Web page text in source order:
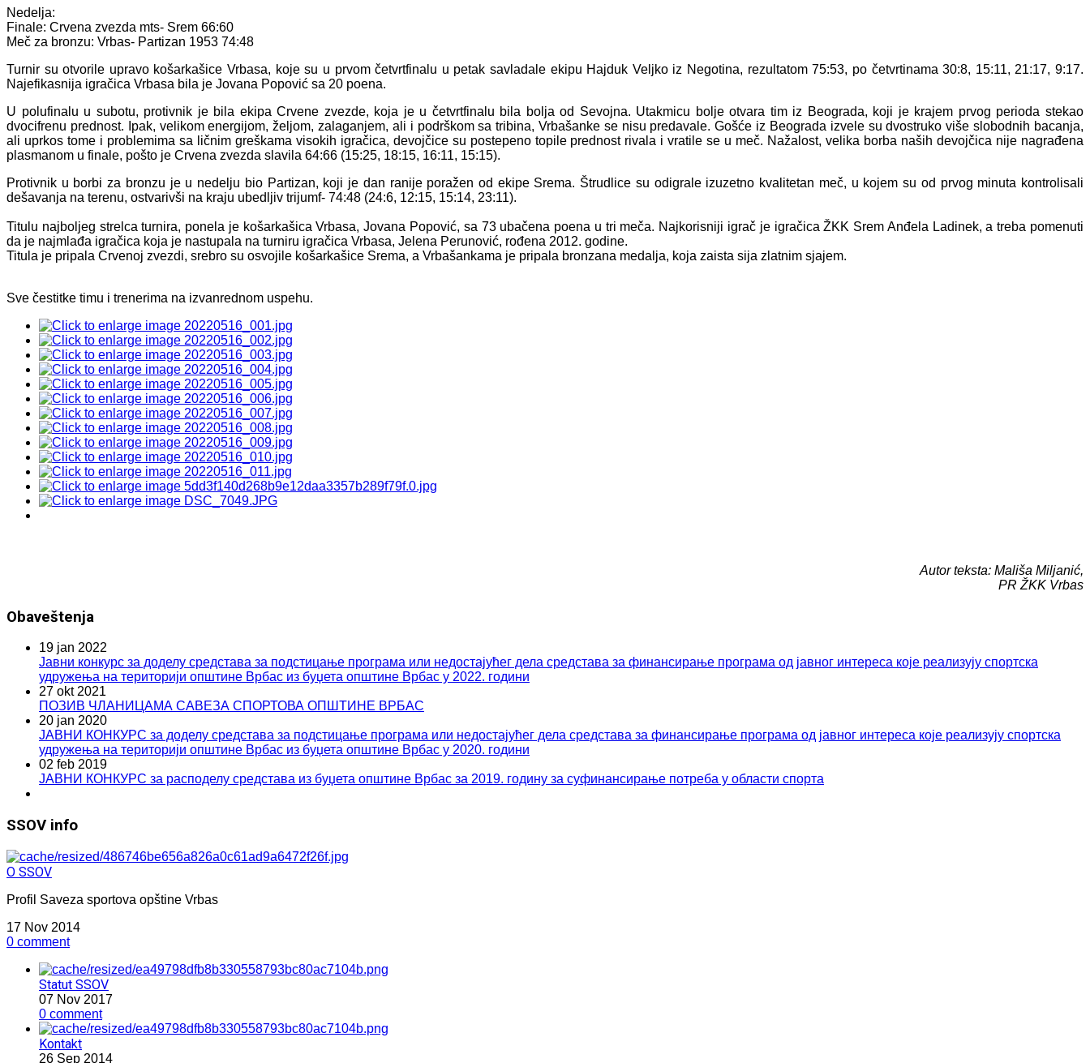
Nedelja:
Finale: Crvena zvezda mts- Srem 66:60
Meč za bronzu: Vrbas- Partizan 1953 74:48
Turnir su otvorile upravo košarkašice Vrbasa, koje su u prvom četvrtfinalu u petak savladale ekipu Hajduk Veljko iz Negotina, rezultatom 75:53, po četvrtinama 30:8, 15:11, 21:17, 9:17.
Najefikasnija igračica Vrbasa bila je Jovana Popović sa 20 poena.
U polufinalu u subotu, protivnik je bila ekipa Crvene zvezde, koja je u četvrtfinalu bila bolja od Sevojna. Utakmicu bolje otvara tim iz Beograda, koji je krajem prvog perioda stekao
dvocifrenu prednost. Ipak, velikom energijom, željom, zalaganjem, ali i podrškom sa tribina, Vrbašanke se nisu predavale. Gošće iz Beograda izvele su dvostruko više slobodnih bacanja,
ali uprkos tome i problemima sa ličnim greškama visokih igračica, devojčice su postepeno topile prednost rivala i vratile se u meč. Nažalost, velika borba naših devojčica nije nagrađena
plasmanom u finale, pošto je Crvena zvezda slavila 64:66 (15:25, 18:15, 16:11, 15:15).
Protivnik u borbi za bronzu je u nedelju bio Partizan, koji je dan ranije poražen od ekipe Srema. Štrudlice su odigrale izuzetno kvalitetan meč, u kojem su od prvog minuta kontrolisali
dešavanja na terenu, ostvarivši na kraju ubedljiv trijumf- 74:48 (24:6, 12:15, 15:14, 23:11).
Titulu najboljeg strelca turnira, ponela je košarkašica Vrbasa, Jovana Popović, sa 73 ubačena poena u tri meča. Najkorisniji igrač je igračica ŽKK Srem Anđela Ladinek, a treba pomenuti
da je najmlađa igračica koja je nastupala na turniru igračica Vrbasa, Jelena Perunović, rođena 2012. godine.
Titula je pripala Crvenoj zvezdi, srebro su osvojile košarkašice Srema, a Vrbašankama je pripala bronzana medalja, koja zaista sija zlatnim sjajem.
Sve čestitke timu i trenerima na izvanrednom uspehu.
Autor teksta: Mališa Miljanić,
PR ŽKK Vrbas
Obaveštenja
19 jan 2022
Јавни конкурс за доделу средстава за подстицање програма или недостајућег дела средстава за финансирање програма од јавног интереса које реализују спортска
удружења на територији општине Врбас из буџета општине Врбас у 2022. години
27 okt 2021
ПОЗИВ ЧЛАНИЦАМА САВЕЗА СПОРТОВА ОПШТИНЕ ВРБАС
20 jan 2020
ЈАВНИ КОНКУРС за доделу средстава за подстицање програма или недостајућег дела средстава за финансирање програма од јавног интереса које реализују спортска
удружења на територији општине Врбас из буџета општине Врбас у 2020. години
02 feb 2019
ЈАВНИ КОНКУРС за расподелу средстава из буџета општине Врбас за 2019. годину за суфинансирање потреба у области спортa
SSOV info
O SSOV
Profil Saveza sportova opštine Vrbas
17 Nov 2014
0 comment
Statut SSOV
07 Nov 2017
0 comment
Kontakt
26 Sep 2014